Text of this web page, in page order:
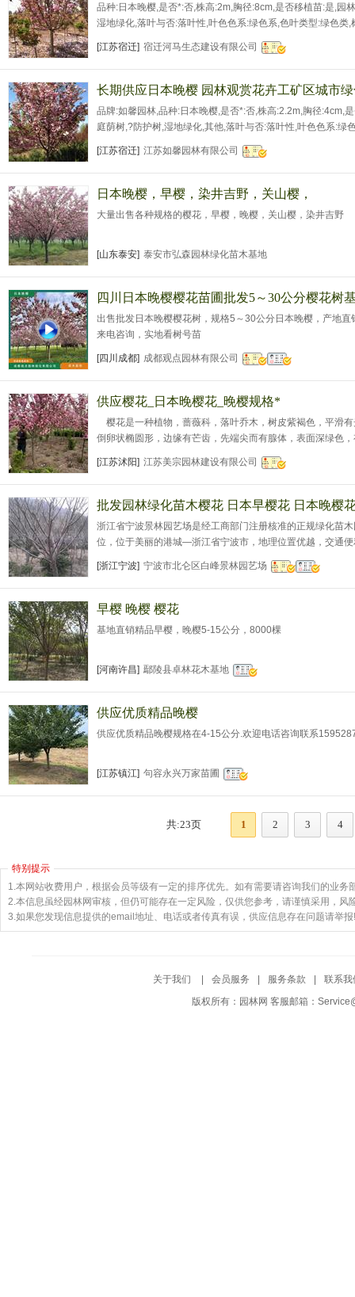
品种:日本晚樱,是否*:否,株高:2m,胸径:8cm,是否移植苗:是,园
湿地绿化,落叶与否:落叶性,叶色色系:绿色系,色叶类型:绿色类
主要观赏部位:观花,地径:8cm,品牌:河马生态
[江苏宿迁] 宿迁河马生态建设有限公司
长期供应日本晚樱 园林观赏花卉工矿区城市
品牌:如馨园林,品种:日本晚樱,是否*:否,株高:2.2m,胸径:4cm,
庭荫树,?防护树,湿地绿化,其他,落叶与否:落叶性,叶色色系:绿
系,花期:5月,主干高:1.8m,冠幅:100cm,土球直径:40cm,高度
龄:4年,是否古树:否,栽培环境:露地,树形:特殊造型,主
[江苏宿迁] 江苏如馨园林有限公司
日本晚樱，早樱，染井吉野，关山樱，
大量出售各种规格的樱花，早樱，晚樱，关山樱，染井吉野
[山东泰安] 泰安市弘森园林绿化苗木基地
四川日本晚樱樱花苗圃批发5～30公分樱花树
出售批发日本晚樱樱花树，规格5～30公分日本晚樱，产地
来电咨询，实地看树号苗
[四川成都] 成都观点园林有限公司
供应樱花_日本晚樱花_晚樱规格*
樱花是一种植物，蔷薇科，落叶乔木，树皮紫褐色，平滑
倒卵状椭圆形，边缘有芒齿，先端尖而有腺体，表面深绿色
形，边缘细裂呈锯齿状，裂端有腺。花每支三五朵，成伞状
刻，白色、红色。花于3月与叶同放或叶后开花。核球形，初
以樱花为名称的专辑。 樱花形
[江苏沭阳] 江苏美宗园林建设有限公司
批发园林绿化苗木樱花 日本早樱花 日本晚樱
浙江省宁波景林园艺场是经工商部门注册核准的正规绿化苗
位，位于美丽的港城—浙江省宁波市，地理位置优越，交通
（法国冬青、法青）、红叶石楠、毛鹃、春鹃、夏鹃（紫鹃
茶梅、红枫、慈孝竹、棕榈、桂花（丹桂、金桂、四季桂）
桃、垂丝海棠、樱花、桔子树、金桔树等多种绿化苗木，总面
[浙江宁波] 宁波市北仑区白峰景林园艺场
早樱 晚樱 樱花
基地直销精品早樱，晚樱5-15公分，8000棵
[河南许昌] 鄢陵县卓林花木基地
供应优质精品晚樱
供应优质精品晚樱规格在4-15公分.欢迎电话咨询联系
[江苏镇江] 句容永兴万家苗圃
共:23页 1 2 3 4
特别提示
1.本网站收费用户，根据会员等级有一定的排序优先。如有需要请咨询我们的业务
2.本信息虽经园林网审核，但仍可能存在一定风险，仅供您参考，请谨慎采用，风
关于我们 | 会员服务 | 服务条款 |
联系我
版权所有：园林网 客服邮箱：